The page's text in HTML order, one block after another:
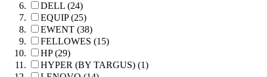
DELL (24)
EQUIP (25)
EWENT (38)
FELLOWES (15)
HP (29)
HYPER (BY TARGUS) (1)